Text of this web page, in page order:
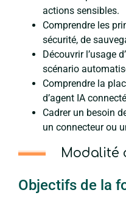
actions sensibles.
Comprendre les
sécurité, de
Découvrir l’usage
scénario
Comprendre la
d’agent IA
Cadrer un besoin
un connecteur ou
Modalité
Objectifs de la